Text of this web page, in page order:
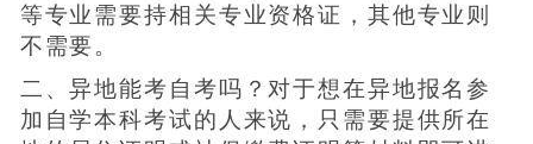
等专业需要持相关专业资格证，其他专业则
不需要。
二、异地能考自考吗？对于想在异地报名参
加自学本科考试的人来说，只需要提供所在